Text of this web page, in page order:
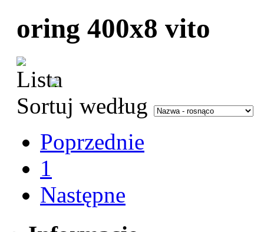
oring 400x8 vito
Sortuj według
Poprzednie
1
Następne